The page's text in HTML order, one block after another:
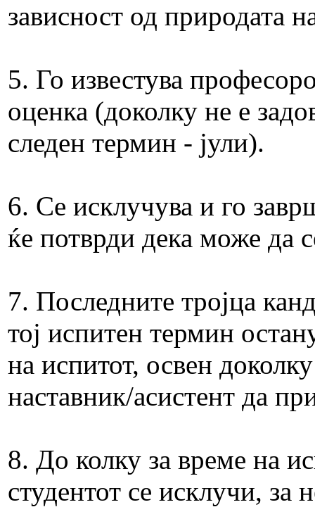
зависност од природата
5. Го известува
оценка (доколку не е
следен термин - јули).
6. Се исклучува и го
ќе потврди дека може да
7. Последните тројца
тој испитен термин
на испитот, освен
наставник/асистент да
8. До колку за време на
студентот се исклучи, за